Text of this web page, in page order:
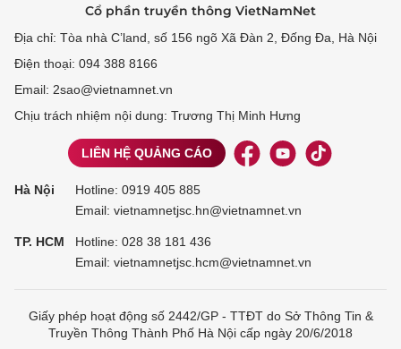
Cổ phần truyền thông VietNamNet
Địa chỉ: Tòa nhà C’land, số 156 ngõ Xã Đàn 2, Đống Đa, Hà Nội
Điện thoại: 094 388 8166
Email: 2sao@vietnamnet.vn
Chịu trách nhiệm nội dung: Trương Thị Minh Hưng
LIÊN HỆ QUẢNG CÁO
Hà Nội Hotline: 0919 405 885
Email: vietnamnetjsc.hn@vietnamnet.vn
TP. HCM Hotline: 028 38 181 436
Email: vietnamnetjsc.hcm@vietnamnet.vn
Giấy phép hoạt động số 2442/GP - TTĐT do Sở Thông Tin &
Truyền Thông Thành Phố Hà Nội cấp ngày 20/6/2018